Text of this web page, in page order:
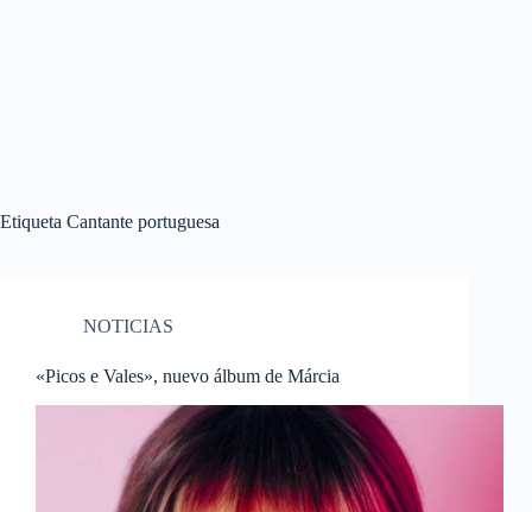
Etiqueta Cantante portuguesa
NOTICIAS
«Picos e Vales», nuevo álbum de Márcia